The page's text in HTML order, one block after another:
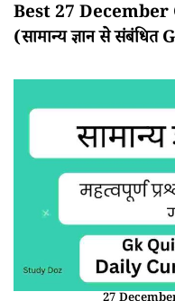
Best 27
(सामान्य ज्ञान से